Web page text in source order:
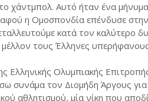
Αυτό ήταν ένα μήνυμα
η Ομοσπονδία επένδυσε στην
κατά τον καλύτερο
τους Έλληνες
Ολυμπιακής
συνάμα τον Διομήδη Άργους
αθλητισμού, μία νίκη που